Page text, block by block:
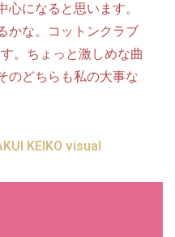
になると思います。
かな。コットンクラブ
。ちょっと激しめな曲
のどちらも私の大事な
KEIKO visual